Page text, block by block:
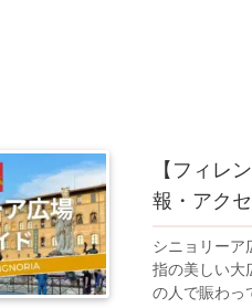
【フィレ
報・アク
シニョリーア
指の美しい大
の人で賑わっ